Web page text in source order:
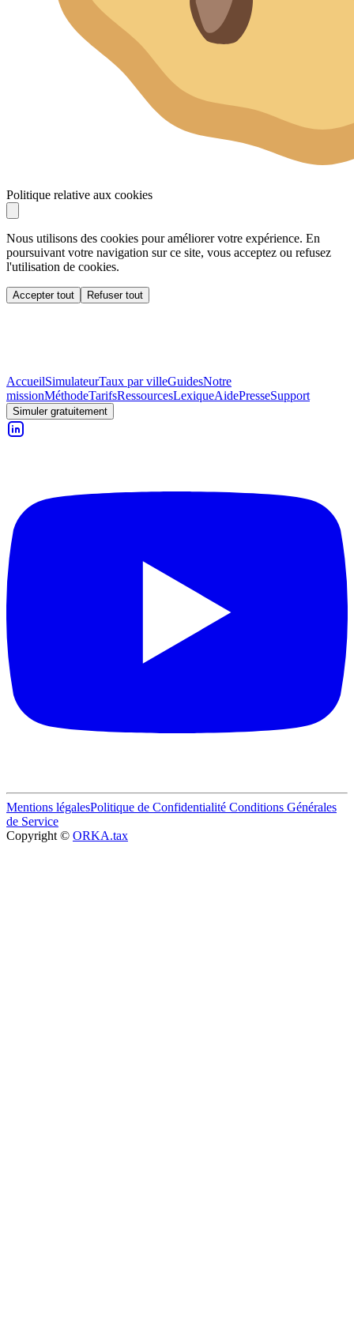
Politique relative aux cookies
Nous utilisons des cookies pour améliorer votre expérience. En
poursuivant votre navigation sur ce site, vous acceptez ou refusez
l'utilisation de cookies.
Accepter tout Refuser tout
AccueilSimulateurTaux par villeGuidesNotre
missionMéthodeTarifsRessourcesLexiqueAidePresseSupport
Simuler gratuitement
Mentions légalesPolitique de Confidentialité Conditions Générales
de Service
Copyright © ORKA.tax